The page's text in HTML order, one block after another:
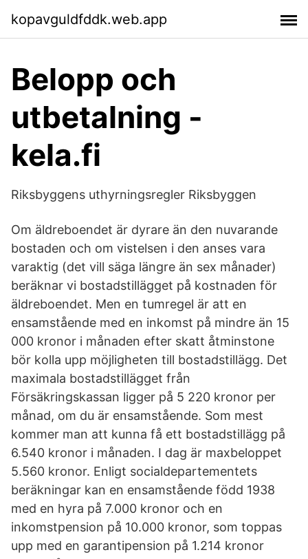
kopavguldfddk.web.app
Belopp och
utbetalning -
kela.fi
Riksbyggens uthyrningsregler Riksbyggen
Om äldreboendet är dyrare än den nuvarande
bostaden och om vistelsen i den anses vara
varaktig (det vill säga längre än sex månader)
beräknar vi bostadstillägget på kostnaden för
äldreboendet. Men en tumregel är att en
ensamstående med en inkomst på mindre än 15
000 kronor i månaden efter skatt åtminstone
bör kolla upp möjligheten till bostadstillägg. Det
maximala bostadstillägget från
Försäkringskassan ligger på 5 220 kronor per
månad, om du är ensamstående. Som mest
kommer man att kunna få ett bostadstillägg på
6.540 kronor i månaden. I dag är maxbeloppet
5.560 kronor. Enligt socialdepartementets
beräkningar kan en ensamstående född 1938
med en hyra på 7.000 kronor och en
inkomstpension på 10.000 kronor, som toppas
upp med en garantipension på 1.214 kronor